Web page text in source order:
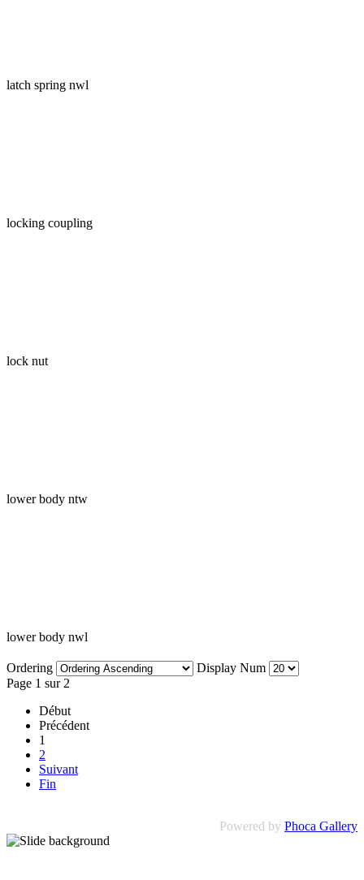
latch spring nwl
locking coupling
lock nut
lower body ntw
lower body nwl
Ordering
Display Num
Page 1 sur 2
Début
Précédent
1
2
Suivant
Fin
Powered by Phoca Gallery